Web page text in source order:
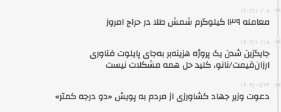
۱۴۰۳/۱۰/۰۸
معامله ۱۳۹ کیلوگرم شمش طلا در حراج امروز
۱۴۰۲/۱۰/۱۸
جایگزین شدن یک پروژه هزینه‌بر به‌جای پایلوت فناوری
ارزان‌قیمت/نانو، کلید حل همه مشکلات نیست
۱۴۰۳/۰۹/۲۳
دعوت وزیر جهاد کشاورزی از مردم به پویش «دو درجه کمتر»